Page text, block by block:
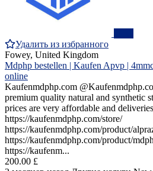
Удалить из избранного
Fowey, United Kingdom
Mdphp bestellen | Kaufen Apvp |
online
Kaufenmdphp.com
premium quality natural and synthetic
prices are very affordable and
https://kaufenmdphp.com/store/
https://kaufenmdphp.com/product/
https://kaufenmdphp.com/product/
https://kaufenm...
200.00 £